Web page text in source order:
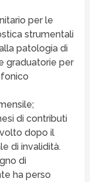
per le
strumentali
patologia di
graduatorie per
di contributi
dopo il
di invalidità.
di
ha perso